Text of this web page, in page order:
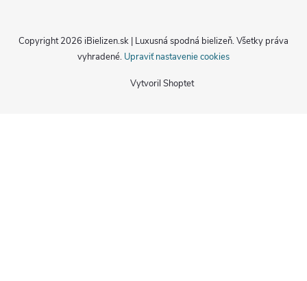
Vytvoril Shoptet
Copyright 2026 iBielizen.sk | Luxusná spodná bielizeň. Všetky práva
vyhradené. Upraviť nastavenie cookies